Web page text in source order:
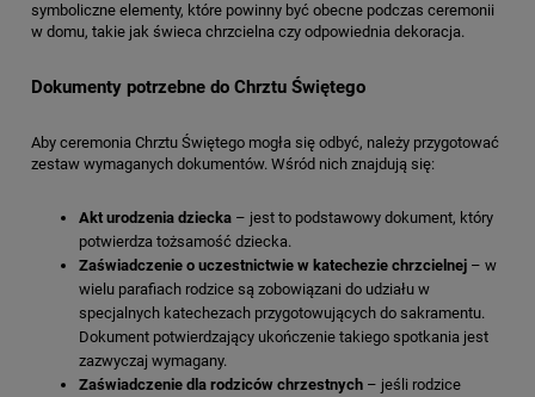
symboliczne elementy, które powinny być obecne podczas ceremonii
w domu, takie jak świeca chrzcielna czy odpowiednia dekoracja.
Dokumenty potrzebne do Chrztu Świętego
Aby ceremonia Chrztu Świętego mogła się odbyć, należy przygotować
zestaw wymaganych dokumentów. Wśród nich znajdują się:
Akt urodzenia dziecka – jest to podstawowy dokument, który
potwierdza tożsamość dziecka.
Zaświadczenie o uczestnictwie w katechezie chrzcielnej – w
wielu parafiach rodzice są zobowiązani do udziału w
specjalnych katechezach przygotowujących do sakramentu.
Dokument potwierdzający ukończenie takiego spotkania jest
zazwyczaj wymagany.
Zaświadczenie dla rodziców chrzestnych – jeśli rodzice